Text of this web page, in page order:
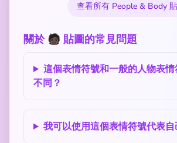
查看所有 People & Body
關於 🧑🏿 貼圖的常見問題
這個表情符號和一般的人物表
不同？
我可以使用這個表情符號代表自